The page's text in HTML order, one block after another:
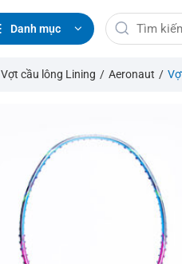
Danh mục
Tìm
kiếm:
Vợt cầu lông Lining / Aeronaut /